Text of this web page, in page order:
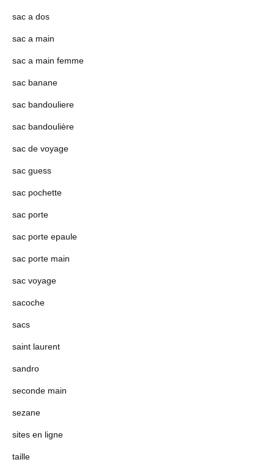
sac a dos
sac a main
sac a main femme
sac banane
sac bandouliere
sac bandoulière
sac de voyage
sac guess
sac pochette
sac porte
sac porte epaule
sac porte main
sac voyage
sacoche
sacs
saint laurent
sandro
seconde main
sezane
sites en ligne
taille